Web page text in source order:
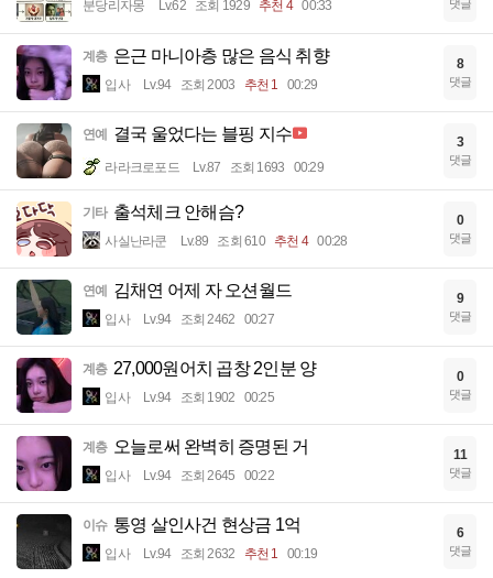
분당리자몽 Lv.62 조회 1929 추천 4 00:33 댓글
계층 은근 마니아층 많은 음식 취향
입사 Lv.94 조회 2003 추천 1 00:29
8
댓글
연예 결국 울었다는 블핑 지수
라라크로포드 Lv.87 조회 1693 00:29
3
댓글
기타 출석체크 안해슴?
사실난라쿤 Lv.89 조회 610 추천 4 00:28
0
댓글
연예 김채연 어제 자 오션월드
입사 Lv.94 조회 2462 00:27
9
댓글
계층 27,000원어치 곱창 2인분 양
입사 Lv.94 조회 1902 00:25
0
댓글
계층 오늘로써 완벽히 증명된 거
입사 Lv.94 조회 2645 00:22
11
댓글
이슈 통영 살인사건 현상금 1억
입사 Lv.94 조회 2632 추천 1 00:19
6
댓글